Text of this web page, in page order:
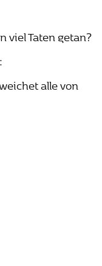
Taten getan?
alle von